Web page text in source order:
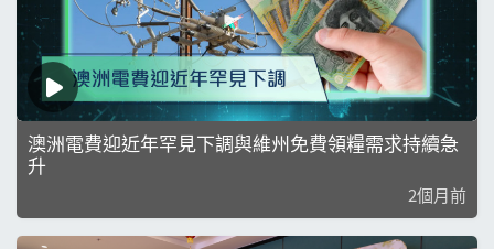
澳洲電費迎近年罕見下調與維州免費領糧需求持續急
升
2個月前